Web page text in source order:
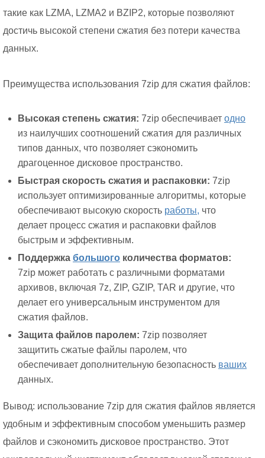
такие как LZMA, LZMA2 и BZIP2, которые позволяют
достичь высокой степени сжатия без потери качества
данных.
Преимущества использования 7zip для сжатия файлов:
Высокая степень сжатия: 7zip обеспечивает одно
из наилучших соотношений сжатия для различных
типов данных, что позволяет сэкономить
драгоценное дисковое пространство.
Быстрая скорость сжатия и распаковки: 7zip
использует оптимизированные алгоритмы, которые
обеспечивают высокую скорость работы, что
делает процесс сжатия и распаковки файлов
быстрым и эффективным.
Поддержка большого количества форматов:
7zip может работать с различными форматами
архивов, включая 7z, ZIP, GZIP, TAR и другие, что
делает его универсальным инструментом для
сжатия файлов.
Защита файлов паролем: 7zip позволяет
защитить сжатые файлы паролем, что
обеспечивает дополнительную безопасность ваших
данных.
Вывод: использование 7zip для сжатия файлов является
удобным и эффективным способом уменьшить размер
файлов и сэкономить дисковое пространство. Этот